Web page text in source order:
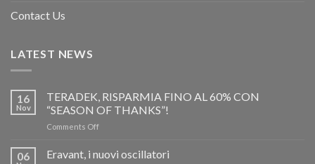
Contact Us
LATEST NEWS
16
Nov
TERADEK, RISPARMIA FINO AL 60% CON
“SEASON OF THANKS”!
Comments Offon
RISPARMIA
06 Eravant, i nuovi oscillatori